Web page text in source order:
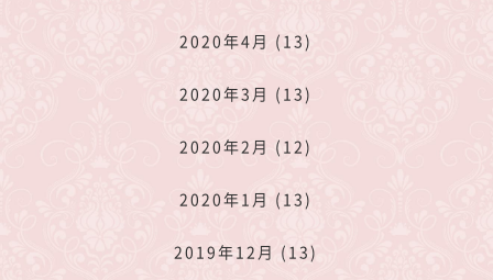
2020年4月 (13)
2020年3月 (13)
2020年2月 (12)
2020年1月 (13)
2019年12月 (13)